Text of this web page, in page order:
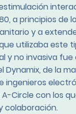
a principios de
y a
utilizaba este
y no invasiva fue
Dynamix, de la
ingenieros
Circle con los
colaboración.